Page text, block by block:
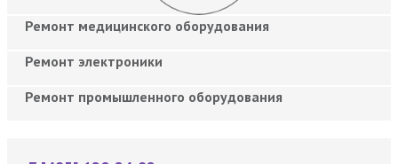
Ремонт медицинского оборудования
Ремонт электроники
Ремонт промышленного оборудования